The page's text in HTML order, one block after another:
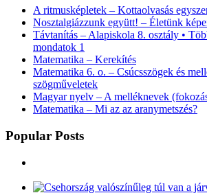
A ritmusképletek – Kottaolvasás
Nosztalgiázzunk együtt! – Életünk
Távtanítás – Alapiskola 8. osztály •
mondatok 1
Matematika – Kerekítés
Matematika 6. o. – Csúcsszögek és
szögműveletek
Magyar nyelv – A melléknevek
Matematika – Mi az az aranymetszés?
Popular Posts